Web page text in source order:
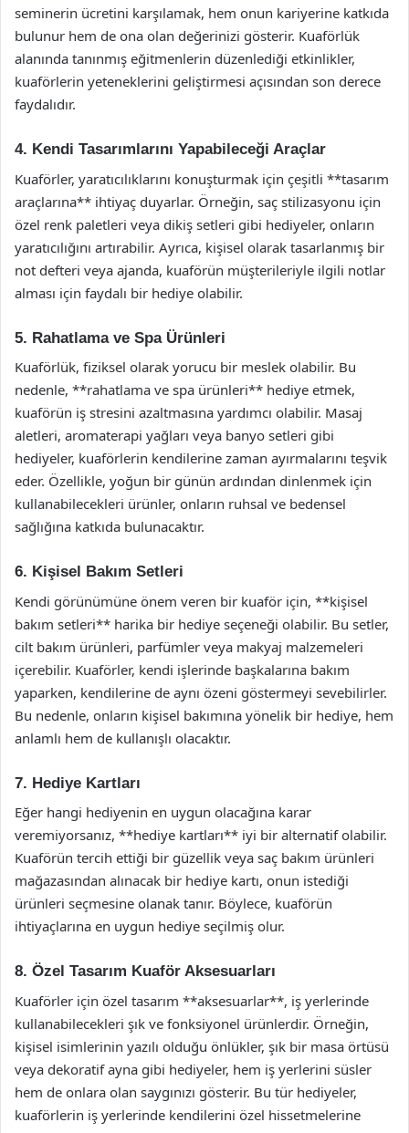
seminerin ücretini karşılamak, hem onun kariyerine katkıda
bulunur hem de ona olan değerinizi gösterir. Kuaförlük
alanında tanınmış eğitmenlerin düzenlediği etkinlikler,
kuaförlerin yeteneklerini geliştirmesi açısından son derece
faydalıdır.
4. Kendi Tasarımlarını Yapabileceği Araçlar
Kuaförler, yaratıcılıklarını konuşturmak için çeşitli **tasarım
araçlarına** ihtiyaç duyarlar. Örneğin, saç stilizasyonu için
özel renk paletleri veya dikiş setleri gibi hediyeler, onların
yaratıcılığını artırabilir. Ayrıca, kişisel olarak tasarlanmış bir
not defteri veya ajanda, kuaförün müşterileriyle ilgili notlar
alması için faydalı bir hediye olabilir.
5. Rahatlama ve Spa Ürünleri
Kuaförlük, fiziksel olarak yorucu bir meslek olabilir. Bu
nedenle, **rahatlama ve spa ürünleri** hediye etmek,
kuaförün iş stresini azaltmasına yardımcı olabilir. Masaj
aletleri, aromaterapi yağları veya banyo setleri gibi
hediyeler, kuaförlerin kendilerine zaman ayırmalarını teşvik
eder. Özellikle, yoğun bir günün ardından dinlenmek için
kullanabilecekleri ürünler, onların ruhsal ve bedensel
sağlığına katkıda bulunacaktır.
6. Kişisel Bakım Setleri
Kendi görünümüne önem veren bir kuaför için, **kişisel
bakım setleri** harika bir hediye seçeneği olabilir. Bu setler,
cilt bakım ürünleri, parfümler veya makyaj malzemeleri
içerebilir. Kuaförler, kendi işlerinde başkalarına bakım
yaparken, kendilerine de aynı özeni göstermeyi sevebilirler.
Bu nedenle, onların kişisel bakımına yönelik bir hediye, hem
anlamlı hem de kullanışlı olacaktır.
7. Hediye Kartları
Eğer hangi hediyenin en uygun olacağına karar
veremiyorsanız, **hediye kartları** iyi bir alternatif olabilir.
Kuaförün tercih ettiği bir güzellik veya saç bakım ürünleri
mağazasından alınacak bir hediye kartı, onun istediği
ürünleri seçmesine olanak tanır. Böylece, kuaförün
ihtiyaçlarına en uygun hediye seçilmiş olur.
8. Özel Tasarım Kuaför Aksesuarları
Kuaförler için özel tasarım **aksesuarlar**, iş yerlerinde
kullanabilecekleri şık ve fonksiyonel ürünlerdir. Örneğin,
kişisel isimlerinin yazılı olduğu önlükler, şık bir masa örtüsü
veya dekoratif ayna gibi hediyeler, hem iş yerlerini süsler
hem de onlara olan saygınızı gösterir. Bu tür hediyeler,
kuaförlerin iş yerlerinde kendilerini özel hissetmelerine